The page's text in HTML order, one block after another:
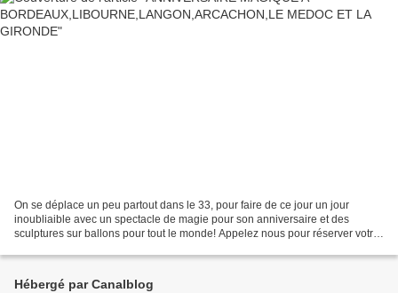
On se déplace un peu partout dans le 33, pour faire de ce jour un jour
inoubliaible avec un spectacle de magie pour son anniversaire et des
sculptures sur ballons pour tout le monde! Appelez nous pour réserver votre
Hébergé par Canalblog